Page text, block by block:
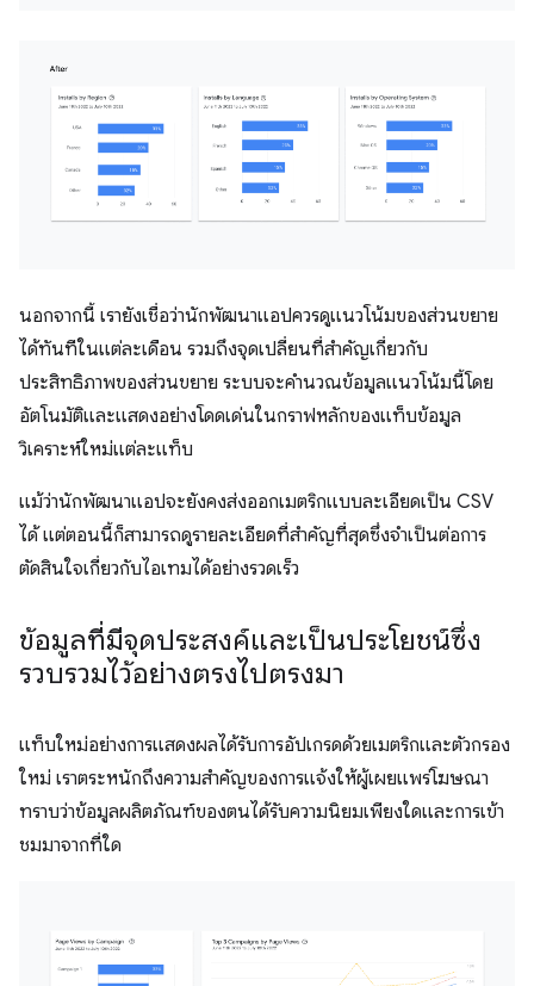
นอกจากนี้ เรายังเชื่อว่านักพัฒนาแอปควรดูแนวโน้มของส่วนขยาย
ได้ทันทีในแต่ละเดือน รวมถึงจุดเปลี่ยนที่สำคัญเกี่ยวกับ
ประสิทธิภาพของส่วนขยาย ระบบจะคํานวณข้อมูลแนวโน้มนี้โดย
อัตโนมัติและแสดงอย่างโดดเด่นในกราฟหลักของแท็บข้อมูล
วิเคราะห์ใหม่แต่ละแท็บ
แม้ว่านักพัฒนาแอปจะยังคงส่งออกเมตริกแบบละเอียดเป็น CSV
ได้ แต่ตอนนี้ก็สามารถดูรายละเอียดที่สำคัญที่สุดซึ่งจำเป็นต่อการ
ตัดสินใจเกี่ยวกับไอเทมได้อย่างรวดเร็ว
ข้อมูลที่มีจุดประสงค์และเป็นประโยชน์ซึ่ง
รวบรวมไว้อย่างตรงไปตรงมา
แท็บใหม่อย่างการแสดงผลได้รับการอัปเกรดด้วยเมตริกและตัวกรอง
ใหม่ เราตระหนักถึงความสำคัญของการแจ้งให้ผู้เผยแพร่โฆษณา
ทราบว่าข้อมูลผลิตภัณฑ์ของตนได้รับความนิยมเพียงใดและการเข้า
ชมมาจากที่ใด